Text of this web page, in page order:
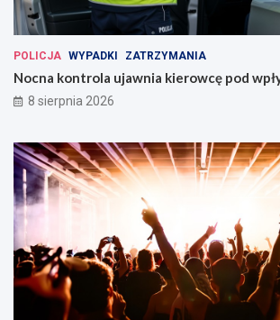
POLICJA WYPADKI ZATRZYMANIA
Nocna kontrola ujawnia kierowcę pod
8 sierpnia 2026